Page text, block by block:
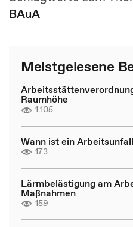
BAuA
Meistgelesene
Raumhöhe
1.105
Wann ist ein
173
Lärmbelästigung am
Maßnahmen
159